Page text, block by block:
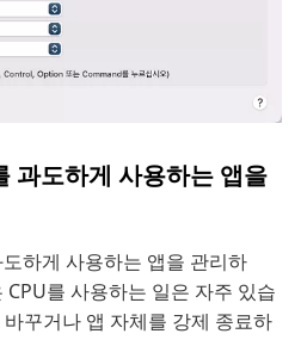
과도하게 사용하는 앱을
하게 사용하는 앱을 관리하
를 사용하는 일은 자주 있습
꾸거나 앱 자체를 강제 종료하